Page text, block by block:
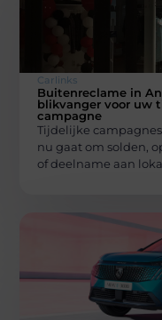
Carlinks
Buitenreclame in
blikvanger voor uw
campagne
Tijdelijke
nu gaat om solden,
of deelname aan